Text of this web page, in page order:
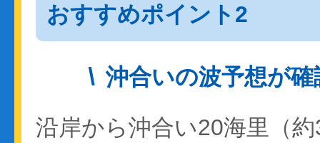
おすすめポイント2
沖合いの波予想が
沿岸から沖合い20海里（